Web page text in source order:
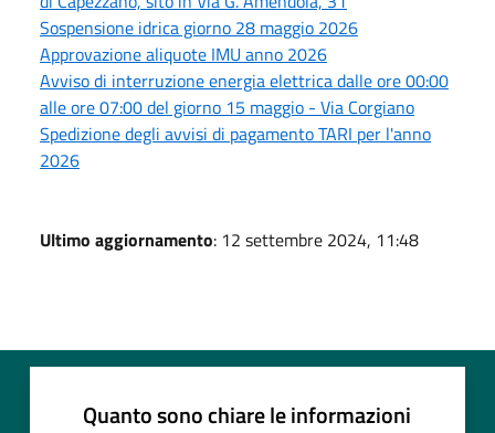
Sospensione idrica giorno 28 maggio 2026
Approvazione aliquote IMU anno 2026
Avviso di interruzione energia elettrica dalle ore 00:00
alle ore 07:00 del giorno 15 maggio - Via Corgiano
Spedizione degli avvisi di pagamento TARI per l'anno
2026
Ultimo aggiornamento: 12 settembre 2024, 11:48
Quanto sono chiare le informazioni